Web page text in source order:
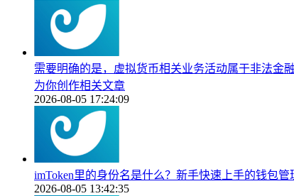
需要明确的是，虚拟货币相关业务活动属于非法金
为你创作相关文章
2026-08-05 17:24:09
imToken里的身份名是什么？新手快速上手的钱包管
2026-08-05 13:42:35